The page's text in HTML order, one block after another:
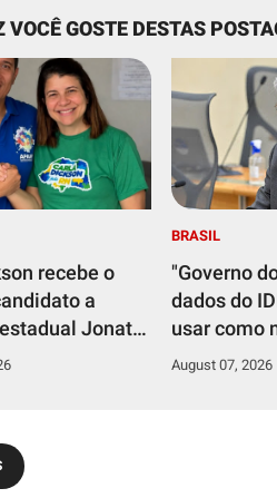
VOCÊ GOSTE DESTAS
recebe o
a
Jonata
BRASIL
"Governo
dados do
usar como
Coronel
August 07, 2026